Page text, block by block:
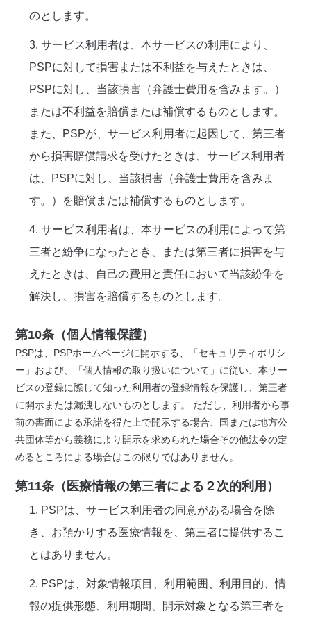
のとします。
3. サービス利用者は、本サービスの利用により、
PSPに対して損害または不利益を与えたときは、
PSPに対し、当該損害（弁護士費用を含みます。）
または不利益を賠償または補償するものとします。
また、PSPが、サービス利用者に起因して、第三者
から損害賠償請求を受けたときは、サービス利用者
は、PSPに対し、当該損害（弁護士費用を含みま
す。）を賠償または補償するものとします。
4. サービス利用者は、本サービスの利用によって第
三者と紛争になったとき、または第三者に損害を与
えたときは、自己の費用と責任において当該紛争を
解決し、損害を賠償するものとします。
第10条（個人情報保護）
PSPは、PSPホームページに開示する、「セキュリティポリシ
ー」および、「個人情報の取り扱いについて」に従い、本サー
ビスの登録に際して知った利用者の登録情報を保護し、第三者
に開示または漏洩しないものとします。 ただし、利用者から事
前の書面による承諾を得た上で開示する場合、国または地方公
共団体等から義務により開示を求められた場合その他法令の定
めるところによる場合はこの限りではありません。
第11条（医療情報の第三者による２次的利用）
1. PSPは、サービス利用者の同意がある場合を除
き、お預かりする医療情報を、第三者に提供するこ
とはありません。
2. PSPは、対象情報項目、利用範囲、利用目的、情
報の提供形態、利用期間、開示対象となる第三者を